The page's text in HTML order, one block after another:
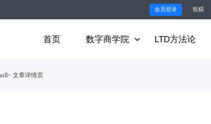
会员登录 投稿
首页 数字商学院 LTD方法论
> 文章详情页